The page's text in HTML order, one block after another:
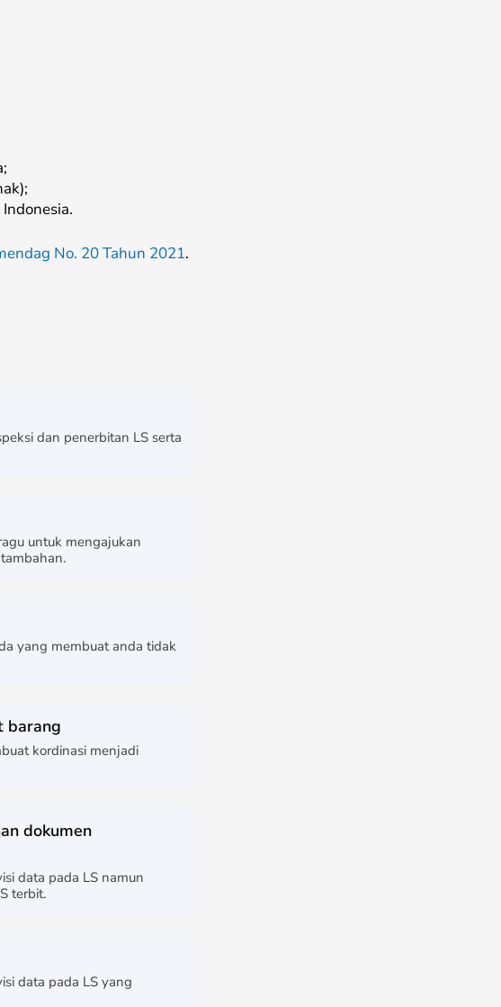
No. 20 Tahun 2021.
dan penerbitan LS serta
untuk mengajukan
yang membuat anda tidak
barang
kordinasi menjadi
dokumen
data pada LS namun
terbit.
data pada LS yang